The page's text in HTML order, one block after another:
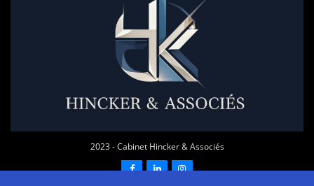
2023 - Cabinet Hincker & Associés